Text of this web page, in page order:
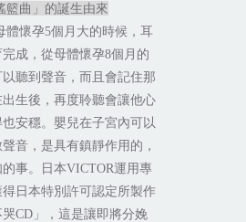
籃曲」的誕生由來
體懷孕5個月大的時候，耳
成，從母體懷孕8個月的
聽到聲音，而且會記住那
生後，再度聆聽會讓他心
安穩。 嬰兒在子宮內可以
音，是具有鎮靜作用的，
事。日本VICTOR運用專
日本特別許可認定所製作
CD」，這是讓即將分娩